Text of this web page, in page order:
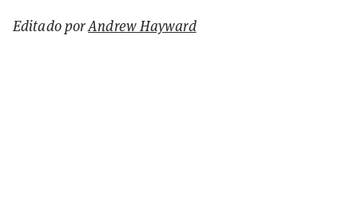
Editado porAndrew Hayward